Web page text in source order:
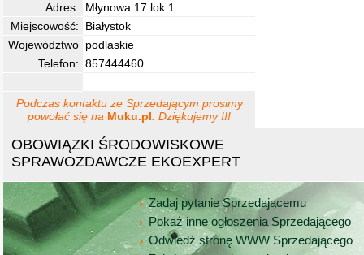
OBOWIĄZKI ŚRODOWISKOWE
SPRAWOZDAWCZE EKOEXPERT
Zadaj pytanie Sprzedającemu
Pokaż inne ogłoszenia Sprzedającego
Odwiedź stronę WWW Sprzedającego
Adres:
Młynowa 17 lok.1
Miejscowość:
Białystok
Województwo podlaskie
Telefon: 857444460
Podczas kontaktu ze Sprzedającym prosimy
powołać się na Muku.pl . Dziękujemy !!!